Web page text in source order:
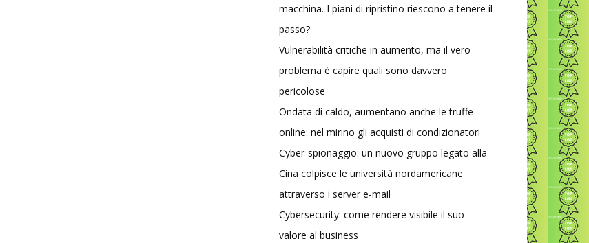
macchina. I piani di ripristino riescono a tenere il
passo?
Vulnerabilità critiche in aumento, ma il vero
problema è capire quali sono davvero
pericolose
Ondata di caldo, aumentano anche le truffe
online: nel mirino gli acquisti di condizionatori
Cyber-spionaggio: un nuovo gruppo legato alla
Cina colpisce le università nordamericane
attraverso i server e-mail
Cybersecurity: come rendere visibile il suo
valore al business